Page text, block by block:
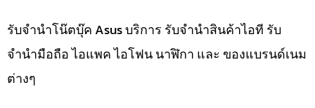
รับจำนำโน๊ตบุ๊ค Asus บริการ รับจำนำสินค้าไอที รับ
จำนำมือถือ ไอแพค ไอโฟน นาฬิกา และ ของแบรนด์เนม
ต่างๆ